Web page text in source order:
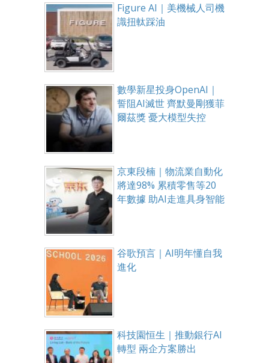
Figure AI｜美機械人司機
識扭軚踩油
數學新星投身OpenAI｜
誓阻AI滅世 齊默曼剛獲菲
爾茲獎 憂大模型失控
京東段楠｜物流業自動化
將達98% 累積零售等20
年數據 助AI走進具身智能
谷歌預言｜AI明年懂自我
進化
科技園恒生｜推動銀行AI
轉型 兩企方案勝出